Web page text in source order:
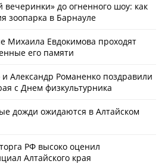
до огненного шоу: как
зоопарка в Барнауле
Михаила Евдокимова проходят
его памяти
Александр Романенко поздравили
с Днем физкультурника
дожди ожидаются в Алтайском
РФ высоко оценил
Алтайского края